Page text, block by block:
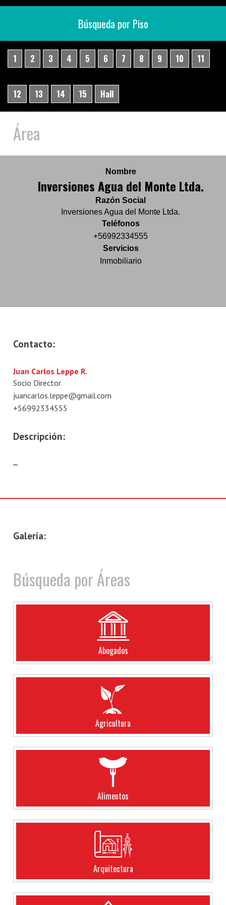
Búsqueda por Piso
1 2 3 4 5 6 7 8 9 10 11
12 13 14 15 Hall
Área
Nombre
Inversiones Agua del Monte Ltda.
Razón Social
Inversiones Agua del Monte Ltda.
Teléfonos
+56992334555
Servicios
Inmobiliario
Contacto:
Juan Carlos Leppe R.
Socio Director
juancarlos.leppe@gmail.com
+56992334555
Descripción:
–
Galería:
Búsqueda por Áreas
Abogados
Agricultura
Alimentos
Arquitectura